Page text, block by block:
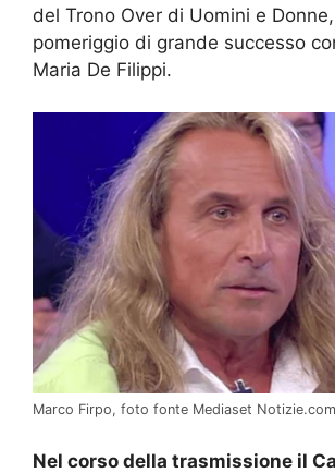
del Trono Over di Uomini e
pomeriggio di grande successo
Maria De Filippi.
Marco Firpo, foto fonte Mediaset Notizie.com
Nel corso della trasmissione il